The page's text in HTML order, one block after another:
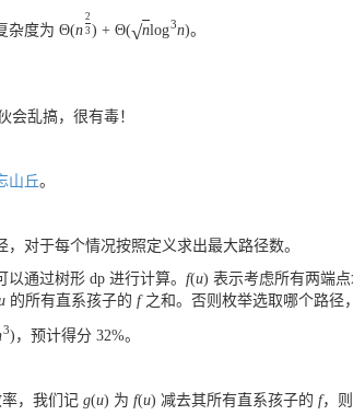
杂度为 Θ(n
2
3 ) + Θ(√nlog3n)。
会乱搞，很有毒！
山丘。
，对于每个情况按照定义求出最大路径数。
以通过树形 dp 进行计算。 f(u) 表示考虑所有两端
的所有直系孩子的 f之和。否则枚举选取哪个路径
3) ，预计得分 32%。
，我们记 g(u) 为 f(u) 减去其所有直系孩子的 f，